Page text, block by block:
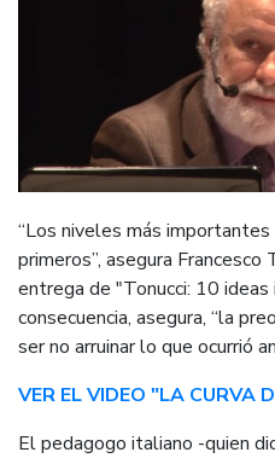
“Los niveles más
primeros”, asegura Francesco
entrega de "Tonucci: 10 ideas
consecuencia, asegura, “la
ser no arruinar lo que ocurrió
VER EL VIDEO "LA CURVA
El pedagogo italiano -quien